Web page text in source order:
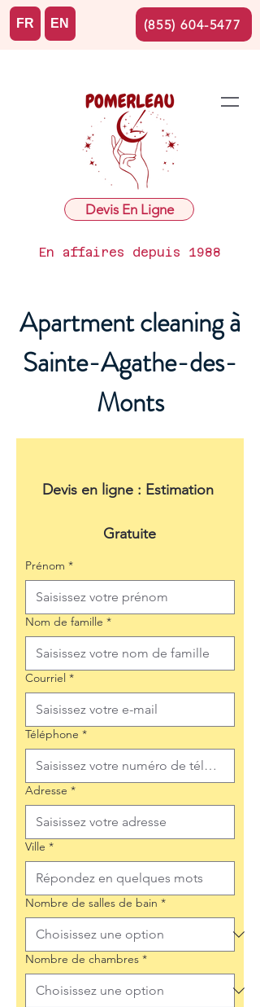
Devis En Ligne
En affaires depuis 1988
FR EN (855) 604-5477
Apartment cleaning à
Sainte-Agathe-des-
Monts
Devis en ligne : Estimation
Gratuite
Prénom *
Nom de famille *
Courriel *
Téléphone *
Adresse *
Ville *
Nombre de salles de bain *
Nombre de chambres *